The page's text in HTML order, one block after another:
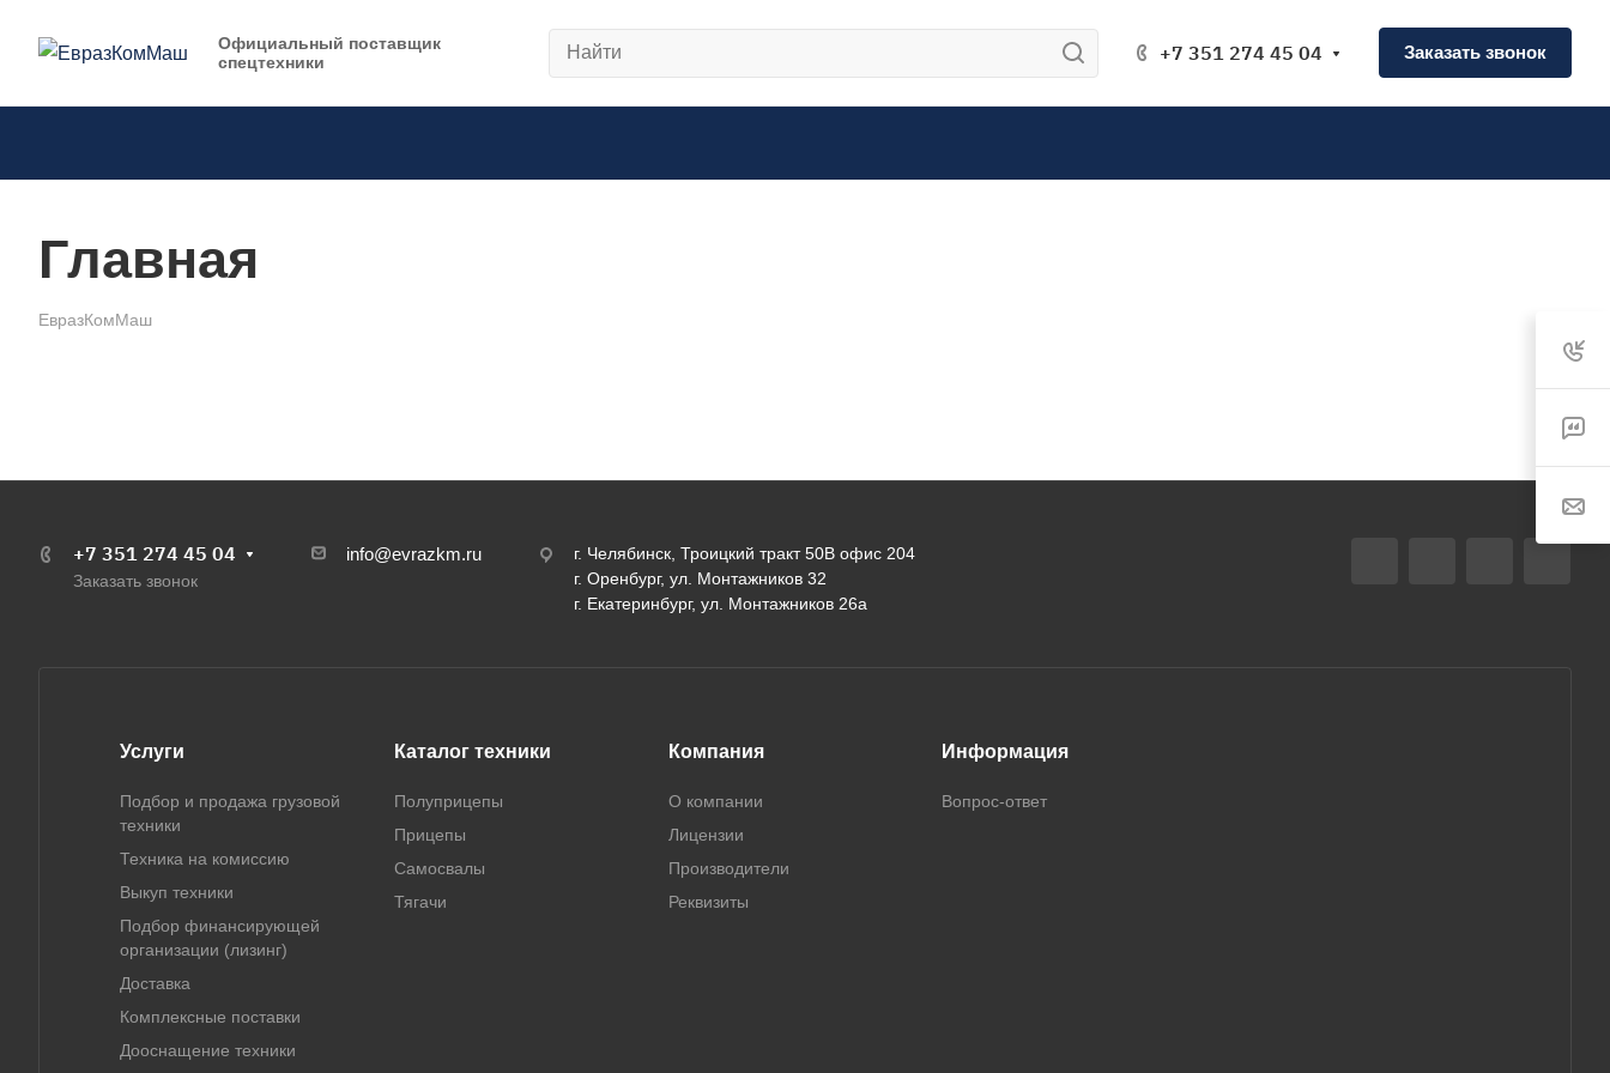
Официальный поставщик
спецтехники
+7 351 274 45 04 Заказать звонок
Главная
ЕвразКомМаш
+7 351 274 45 04
Заказать звонок
info@evrazkm.ru
г. Челябинск, Троицкий тракт 50В офис 204
г. Оренбург, ул. Монтажников 32
г. Екатеринбург, ул. Монтажников 26а
Услуги
Подбор и продажа грузовой
техники
Техника на комиссию
Выкуп техники
Подбор финансирующей
организации (лизинг)
Доставка
Комплексные поставки
Дооснащение техники
Каталог техники
Полуприцепы
Прицепы
Самосвалы
Тягачи
Компания
О компании
Лицензии
Производители
Реквизиты
Информация
Вопрос-ответ